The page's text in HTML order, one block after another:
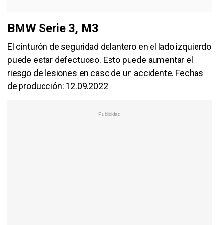
BMW Serie 3, M3
El cinturón de seguridad delantero en el lado izquierdo
puede estar defectuoso. Esto puede aumentar el
riesgo de lesiones en caso de un accidente. Fechas
de producción: 12.09.2022.